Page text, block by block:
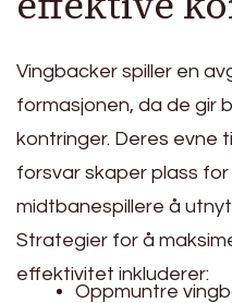
Vingbacker spiller en
formasjonen, da de gir
kontringer. Deres evne
forsvar skaper plass
midtbanespillere å
Strategier for å
effektivitet inkluderer:
Oppmuntre